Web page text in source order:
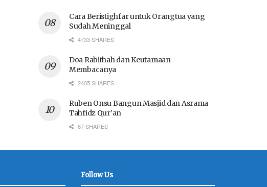
Cara Beristighfar untuk Orangtua yang
Sudah Meninggal
4733 SHARES
Doa Rabithah dan Keutamaan
Membacanya
2405 SHARES
Ruben Onsu Bangun Masjid dan Asrama
Tahfidz Qur’an
67 SHARES
Follow Us